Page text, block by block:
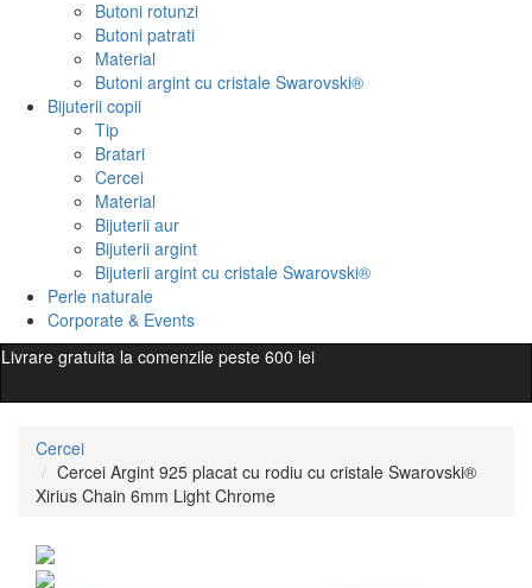
Butoni rotunzi
Butoni patrati
Material
Butoni argint cu cristale Swarovski®
Bijuterii copii
Tip
Bratari
Cercei
Material
Bijuterii aur
Bijuterii argint
Bijuterii argint cu cristale Swarovski®
Perle naturale
Corporate & Events
Livrare gratuita la comenzile peste 600 lei
Cercei
Cercei Argint 925 placat cu rodiu cu cristale Swarovski®
Xirius Chain 6mm Light Chrome